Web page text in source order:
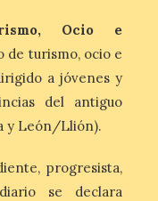
Ocio e
de turismo, ocio e
a jóvenes y
del antiguo
y León/Llión).
progresista,
se declara